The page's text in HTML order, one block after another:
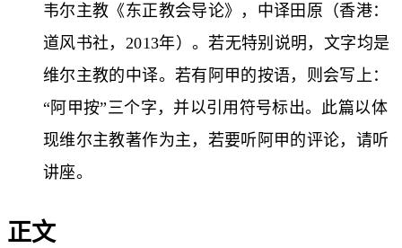
韦尔主教《东正教会导论》，中译田原（香港：
道风书社，2013年）。若无特别说明，文字均是
维尔主教的中译。若有阿甲的按语，则会写上：
“阿甲按”三个字，并以引用符号标出。此篇以体
现维尔主教著作为主，若要听阿甲的评论，请听
讲座。
正文